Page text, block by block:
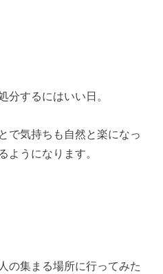
分するにはいい日。
で気持ちも自然と楽になっ
ようになります。
の集まる場所に行ってみた